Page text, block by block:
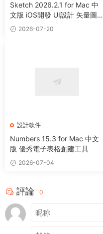
Sketch 2026.2.1 for Mac 中
文版 iOS開發 UI設計 矢量圖形
繪制軟件
2026-07-20
設計軟件
Numbers 15.3 for Mac 中文
版 優秀電子表格創建工具
2026-07-04
評論 0